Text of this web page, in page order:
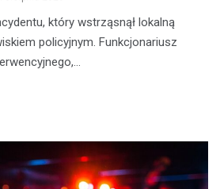
który wstrząsnął lokalną
policyjnym. Funkcjonariusz